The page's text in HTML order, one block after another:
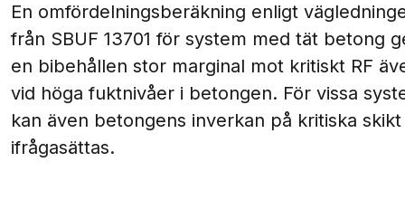
En omfördelningsberäkning enligt
från SBUF 13701 för system med tät betong
en bibehållen stor marginal mot kritiskt RF
vid höga fuktnivåer i betongen. För vissa
kan även betongens inverkan på kritiska skikt
ifrågasättas.